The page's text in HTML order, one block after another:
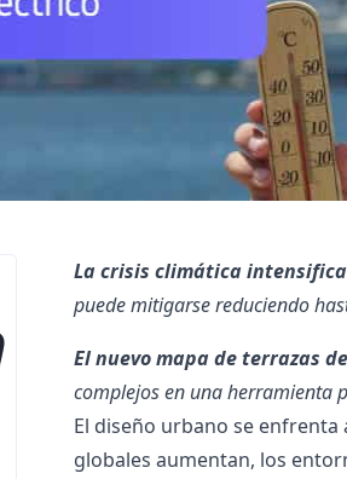
La crisis climática
puede mitigarse reduciendo
El nuevo mapa de terrazas
complejos en una herramienta
El diseño urbano se
globales aumentan, los